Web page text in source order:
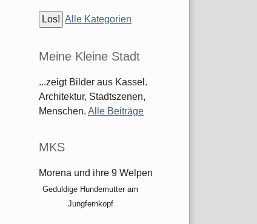
Alle Kategorien
Meine Kleine Stadt
...zeigt Bilder aus Kassel.
Architektur, Stadtszenen,
Menschen. Alle Beiträge
MKS
Morena und ihre 9 Welpen
Geduldige Hundemutter am
Jungfernkopf